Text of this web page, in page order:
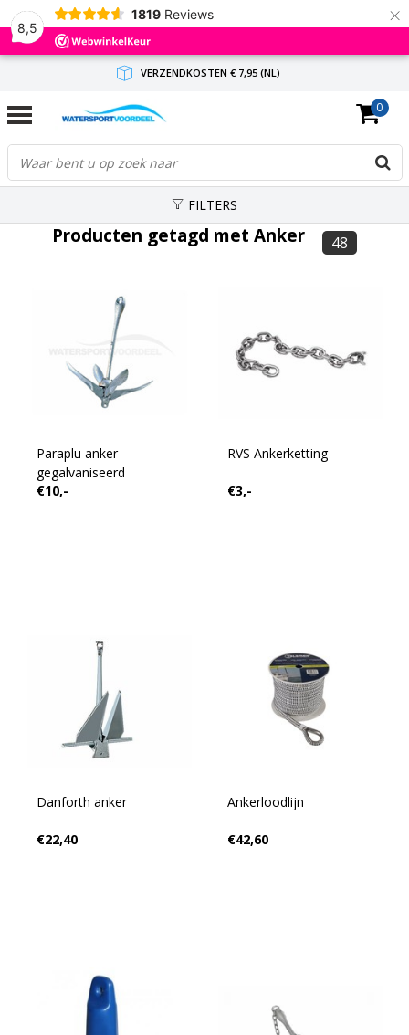
8,5
1819 Reviews ×
VERZENDKOSTEN € 7,95 (NL)
GRATIS VERZENDING(NL) VANAF € 65,-
BINNEN 1-3 WERKDAGEN ANTWOORD
0
FILTERS
Producten getagd met Anker 48
Paraplu anker
gegalvaniseerd
€10,-
RVS Ankerketting
€3,-
Danforth anker
€22,40
Ankerloodlijn
€42,60